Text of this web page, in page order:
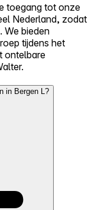
toegang tot onze
Nederland, zodat
We bieden
tijdens het
ontelbare
in Bergen L?